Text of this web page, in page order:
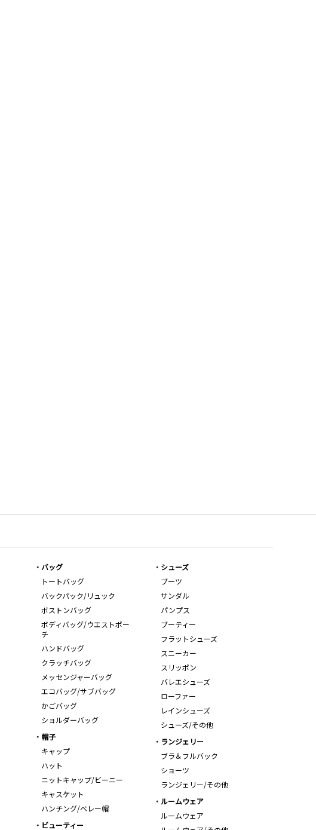
バッグ
トートバッグ
バックパック/リュック
ボストンバッグ
ボディバッグ/ウエストポー
チ
ハンドバッグ
クラッチバッグ
メッセンジャーバッグ
エコバッグ/サブバッグ
かごバッグ
ショルダーバッグ
シューズ
ブーツ
サンダル
パンプス
ブーティー
フラットシューズ
スニーカー
スリッポン
バレエシューズ
ローファー
レインシューズ
シューズ/その他
帽子
キャップ
ハット
ニットキャップ/ビーニー
キャスケット
ハンチング/ベレー帽
ランジェリー
ブラ＆フルバック
ショーツ
ランジェリー/その他
ルームウェア
ルームウェア
ビューティー